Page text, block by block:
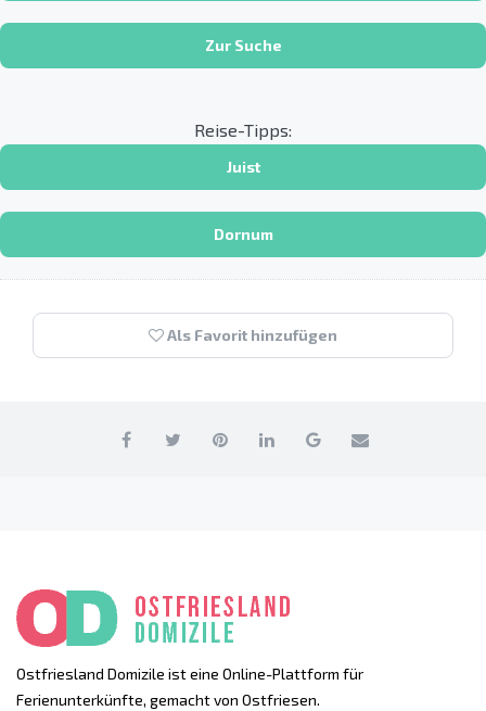
Zur Suche
Reise-Tipps:
Juist
Dornum
Als Favorit hinzufügen
Ostfriesland Domizile ist eine Online-Plattform für
Ferienunterkünfte, gemacht von Ostfriesen.